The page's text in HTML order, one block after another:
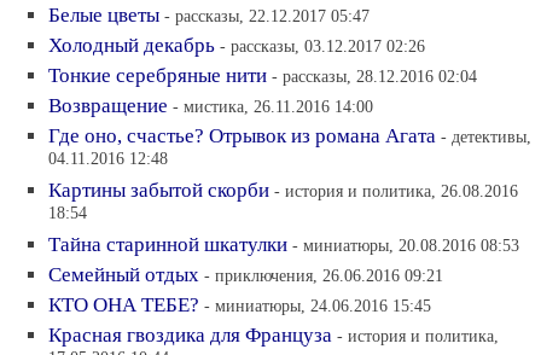
Белые цветы - рассказы, 22.12.2017 05:47
Холодный декабрь - рассказы, 03.12.2017 02:26
Тонкие серебряные нити - рассказы, 28.12.2016 02:04
Возвращение - мистика, 26.11.2016 14:00
Где оно, счастье? Отрывок из романа Агата - детективы,
04.11.2016 12:48
Картины забытой скорби - история и политика, 26.08.2016
18:54
Тайна старинной шкатулки - миниатюры, 20.08.2016 08:53
Семейный отдых - приключения, 26.06.2016 09:21
КТО ОНА ТЕБЕ? - миниатюры, 24.06.2016 15:45
Красная гвоздика для Француза - история и политика,